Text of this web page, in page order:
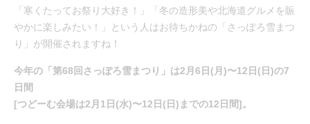
「寒くたってお祭り大好き！」「冬の造形美や北海道グルメを賑
やかに楽しみたい！」という人はお待ちかねの「さっぽろ雪まつ
り」が開催されますね！
今年の「第68回さっぽろ雪まつり」は2月6日(月)〜12日(日)の7
日間
[つどーむ会場は2月1日(水)〜12日(日)までの12日間]。